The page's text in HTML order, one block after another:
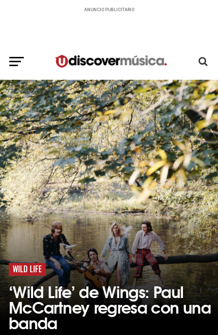
ANUNCIO PUBLICITARIO
WILD LIFE
‘Wild Life’ de Wings: Paul
McCartney regresa con una
banda